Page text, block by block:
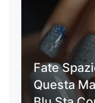
Fate
Questa